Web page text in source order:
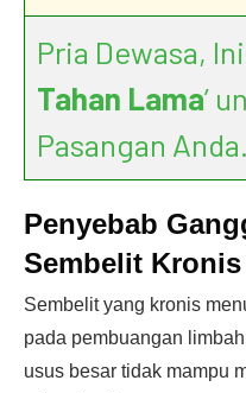
Pria Dewasa, Ini
Tahan Lama’
Pasangan Anda.
Penyebab
Sembelit Kronis
Sembelit yang kronis
pada pembuangan
usus besar tidak mampu